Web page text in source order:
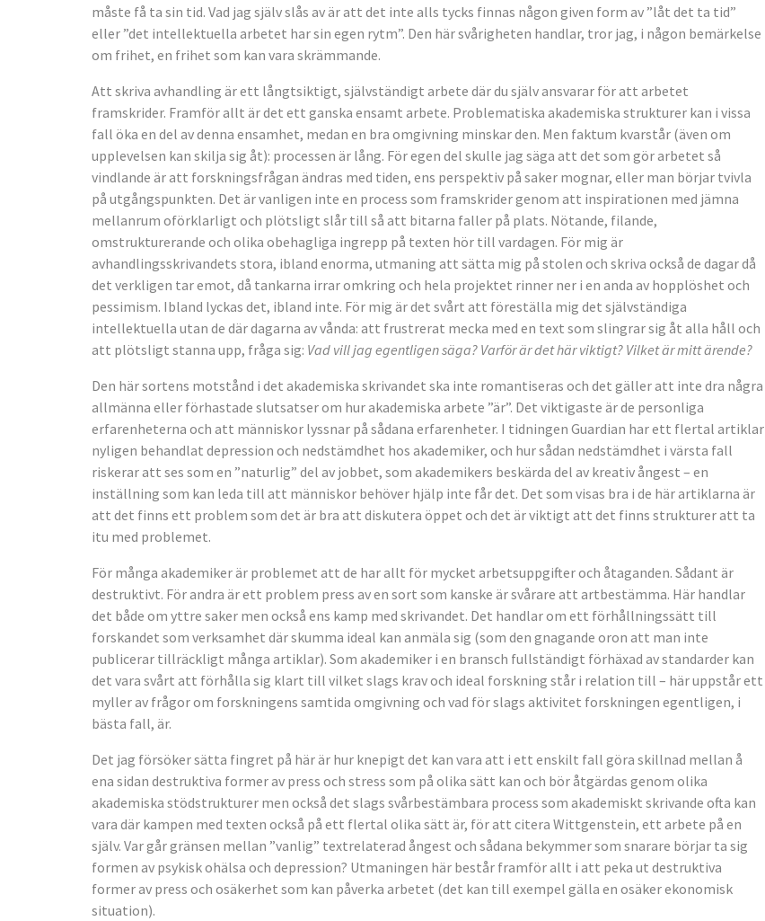
måste få ta sin tid. Vad jag själv slås av är att det inte alls tycks finnas någon given form av ”låt det ta tid”
eller ”det intellektuella arbetet har sin egen rytm”. Den här svårigheten handlar, tror jag, i någon bemärkelse
om frihet, en frihet som kan vara skrämmande.
Att skriva avhandling är ett långtsiktigt, självständigt arbete där du själv ansvarar för att arbetet
framskrider. Framför allt är det ett ganska ensamt arbete. Problematiska akademiska strukturer kan i vissa
fall öka en del av denna ensamhet, medan en bra omgivning minskar den. Men faktum kvarstår (även om
upplevelsen kan skilja sig åt): processen är lång. För egen del skulle jag säga att det som gör arbetet så
vindlande är att forskningsfrågan ändras med tiden, ens perspektiv på saker mognar, eller man börjar tvivla
på utgångspunkten. Det är vanligen inte en process som framskrider genom att inspirationen med jämna
mellanrum oförklarligt och plötsligt slår till så att bitarna faller på plats. Nötande, filande,
omstrukturerande och olika obehagliga ingrepp på texten hör till vardagen. För mig är
avhandlingsskrivandets stora, ibland enorma, utmaning att sätta mig på stolen och skriva också de dagar då
det verkligen tar emot, då tankarna irrar omkring och hela projektet rinner ner i en anda av hopplöshet och
pessimism. Ibland lyckas det, ibland inte. För mig är det svårt att föreställa mig det självständiga
intellektuella utan de där dagarna av vånda: att frustrerat mecka med en text som slingrar sig åt alla håll och
att plötsligt stanna upp, fråga sig: Vad vill jag egentligen säga? Varför är det här viktigt? Vilket är mitt ärende?
Den här sortens motstånd i det akademiska skrivandet ska inte romantiseras och det gäller att inte dra några
allmänna eller förhastade slutsatser om hur akademiska arbete ”är”. Det viktigaste är de personliga
erfarenheterna och att människor lyssnar på sådana erfarenheter. I tidningen Guardian har ett flertal artiklar
nyligen behandlat depression och nedstämdhet hos akademiker, och hur sådan nedstämdhet i värsta fall
riskerar att ses som en ”naturlig” del av jobbet, som akademikers beskärda del av kreativ ångest – en
inställning som kan leda till att människor behöver hjälp inte får det. Det som visas bra i de här artiklarna är
att det finns ett problem som det är bra att diskutera öppet och det är viktigt att det finns strukturer att ta
itu med problemet.
För många akademiker är problemet att de har allt för mycket arbetsuppgifter och åtaganden. Sådant är
destruktivt. För andra är ett problem press av en sort som kanske är svårare att artbestämma. Här handlar
det både om yttre saker men också ens kamp med skrivandet. Det handlar om ett förhållningssätt till
forskandet som verksamhet där skumma ideal kan anmäla sig (som den gnagande oron att man inte
publicerar tillräckligt många artiklar). Som akademiker i en bransch fullständigt förhäxad av standarder kan
det vara svårt att förhålla sig klart till vilket slags krav och ideal forskning står i relation till – här uppstår ett
myller av frågor om forskningens samtida omgivning och vad för slags aktivitet forskningen egentligen, i
bästa fall, är.
Det jag försöker sätta fingret på här är hur knepigt det kan vara att i ett enskilt fall göra skillnad mellan å
ena sidan destruktiva former av press och stress som på olika sätt kan och bör åtgärdas genom olika
akademiska stödstrukturer men också det slags svårbestämbara process som akademiskt skrivande ofta kan
vara där kampen med texten också på ett flertal olika sätt är, för att citera Wittgenstein, ett arbete på en
själv. Var går gränsen mellan ”vanlig” textrelaterad ångest och sådana bekymmer som snarare börjar ta sig
formen av psykisk ohälsa och depression? Utmaningen här består framför allt i att peka ut destruktiva
former av press och osäkerhet som kan påverka arbetet (det kan till exempel gälla en osäker ekonomisk
situation).